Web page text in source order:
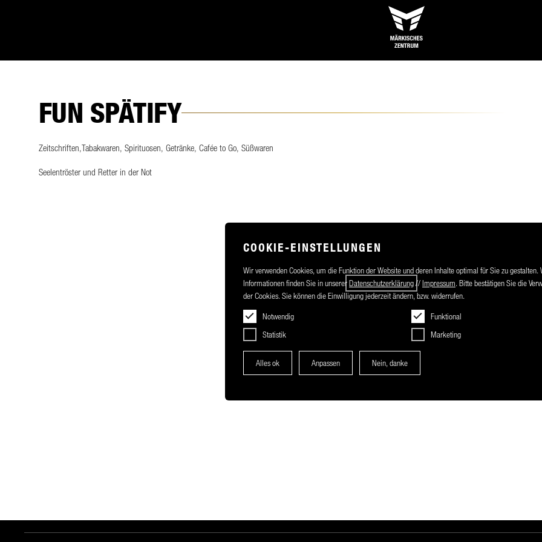
COOKIE-EINSTELLUNGEN
Wir verwenden Cookies, um die Funktion der Website und deren Inhalte optimal für Sie zu gestalten.
Informationen finden Sie in unsererDatenschutzerklärung//Impressum. Bitte bestätigen Sie die
der Cookies. Sie können die Einwilligung jederzeit ändern, bzw. widerrufen.
Notwendig
Funktional
Statistik
Marketing
Alles ok Anpassen Nein, danke
FUN SPÄTIFY
Zeitschriften,Tabakwaren, Spirituosen, Getränke, Cafée to Go, Süßwaren
Seelentröster und Retter in der Not